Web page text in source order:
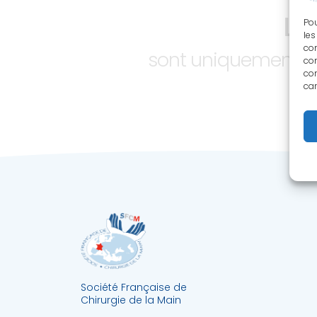
sont uniquement
Société Française de
Chirurgie de la Main